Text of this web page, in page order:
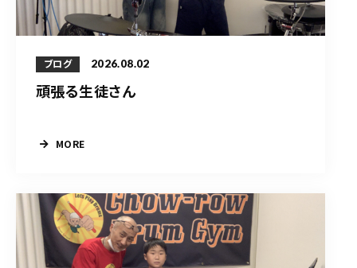
ブログ 2026.08.02
頑張る生徒さん
MORE